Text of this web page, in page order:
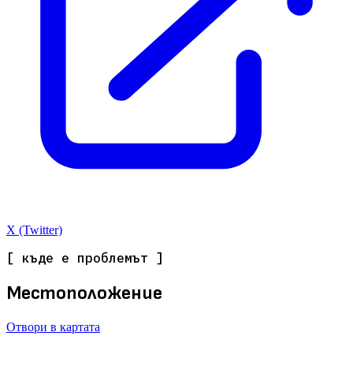
X (Twitter)
[ къде е проблемът ]
Местоположение
Отвори в картата